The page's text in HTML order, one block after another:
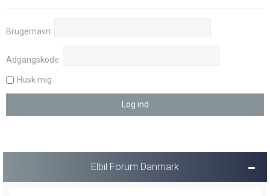
Brugernavn:
Adgangskode:
Husk mig
Elbil Forum Danmark